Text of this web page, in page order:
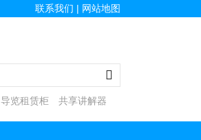
联系我们 | 网站地图
导览租赁柜 共享讲解器